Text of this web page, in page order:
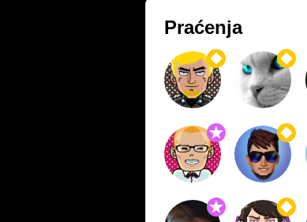
Praćenja